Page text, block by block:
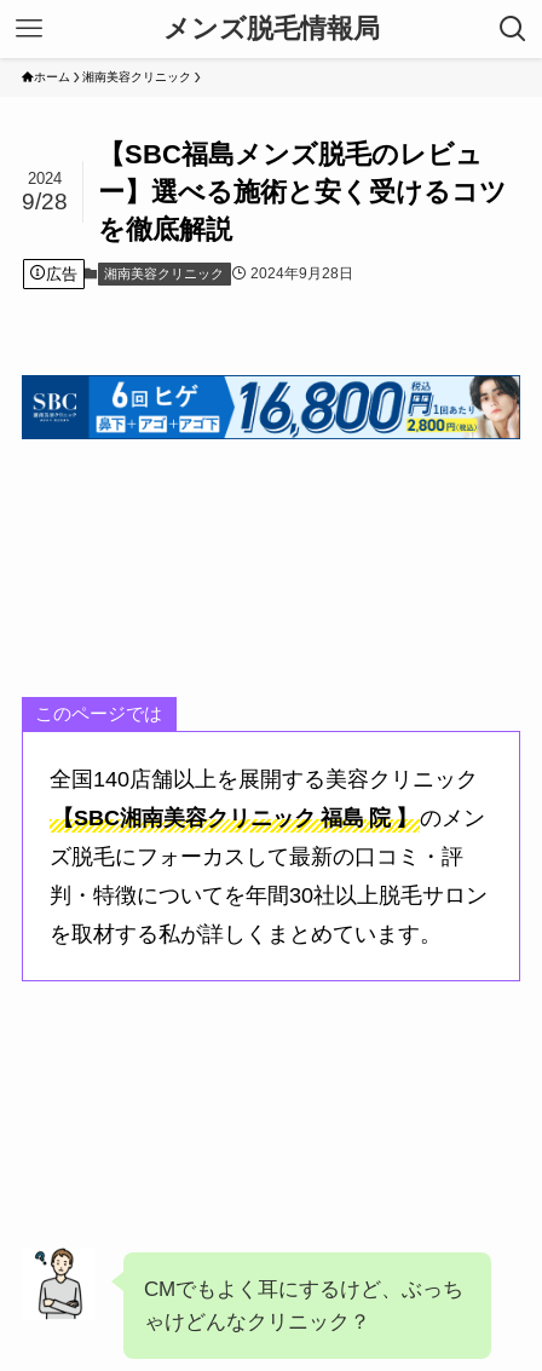
メンズ脱毛情報局
ホーム 湘南美容クリニック
【SBC福島メンズ脱毛のレビュ
ー】選べる施術と安く受けるコツ
を徹底解説
2024
9/28
広告 湘南美容クリニック 2024年9月28日
このページでは
全国140店舗以上を展開する美容クリニック
【SBC湘南美容クリニック 福島 院 】のメン
ズ脱毛にフォーカスして最新の口コミ・評
判・特徴についてを年間30社以上脱毛サロン
を取材する私が詳しくまとめています。
CMでもよく耳にするけど、ぶっち
ゃけどんなクリニック？